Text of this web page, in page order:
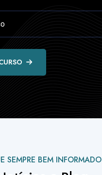
SEMPRE BEM INFORMADO